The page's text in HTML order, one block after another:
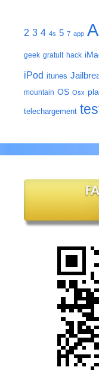
2 3 4 4s 5 7 app
geek gratuit hack
iPod itunes
mountain OS Osx
telechargement